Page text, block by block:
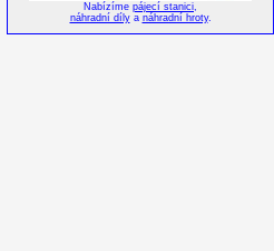
Nabízíme pájecí stanici,
náhradní dílya náhradní hroty.